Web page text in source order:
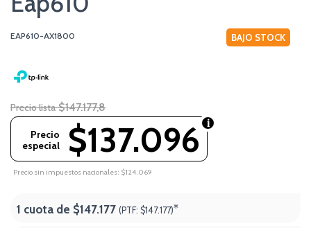
EAP610-AX1800 BAJO STOCK
Precio lista $147.177,8
$137.096
Precio
especial
Precio sin impuestos nacionales: $124.069
1 cuota de $147.177 (PTF: $147.177)*